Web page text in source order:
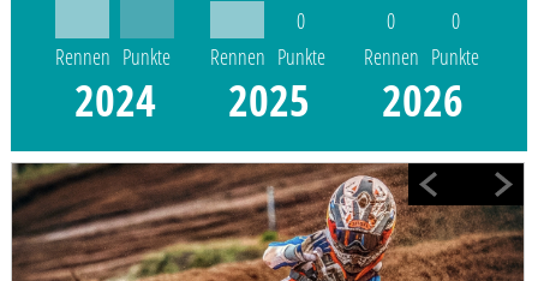
Rennen Punkte
2024
Rennen
0
Punkte
2025
0
Rennen
0
Punkte
2026